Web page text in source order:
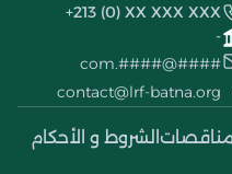
+213 (0) XX XXX XXX
-
####@####.com
contact@lrf-batna.org
الشروط و الأحكام